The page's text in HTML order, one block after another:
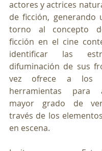
actores y actrices
de ficción, generando
torno al concepto
ficción en el cine
identificar las
difuminación de sus
vez ofrece a los
herramientas para
mayor grado de
través de los
en escena.